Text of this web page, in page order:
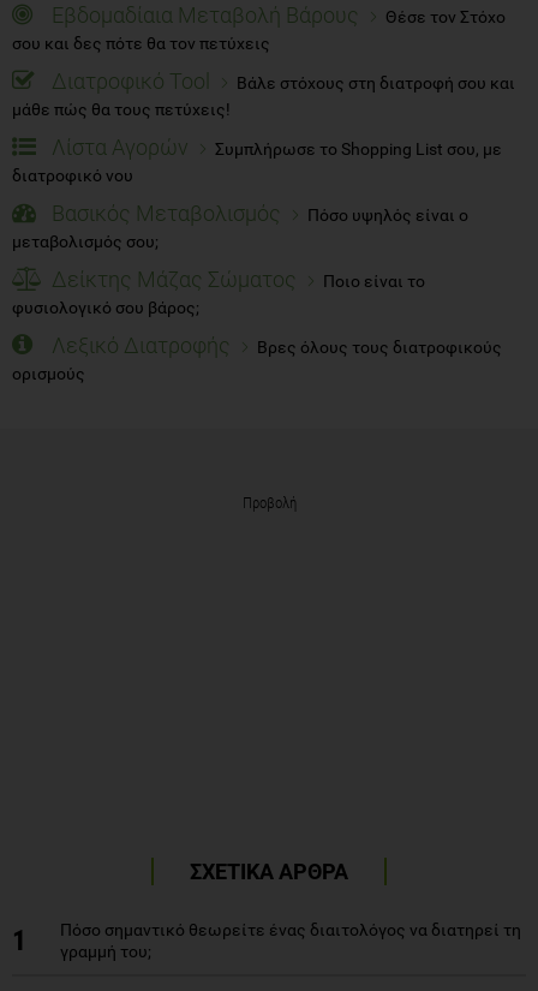
Εβδομαδίαια Μεταβολή Βάρους
Θέσε τον Στόχο
σου και δες πότε θα τον πετύχεις
Διατροφικό Tool
Βάλε στόχους στη διατροφή σου και
μάθε πώς θα τους πετύχεις!
Λίστα Αγορών
Συμπλήρωσε το Shopping List σου, με
διατροφικό νου
Βασικός Μεταβολισμός
Πόσο υψηλός είναι ο
μεταβολισμός σου;
Δείκτης Μάζας Σώματος
Ποιο είναι το
φυσιολογικό σου βάρος;
Λεξικό Διατροφής
Βρες όλους τους διατροφικούς
ορισμούς
Προβολή
ΣΧΕΤΙΚΑ ΑΡΘΡΑ
1
Πόσο σημαντικό θεωρείτε ένας διαιτολόγος να διατηρεί τη
γραμμή του;